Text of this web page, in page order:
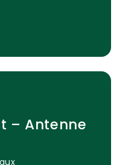
– Antenne